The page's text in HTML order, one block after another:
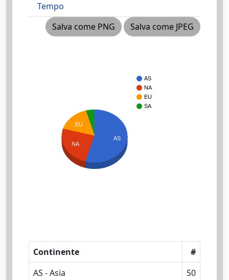
Tempo
Salva come PNG
Salva come JPEG
AS
NA
EU
SA
EU
NA
AS
Continente
#
AS - Asia
50